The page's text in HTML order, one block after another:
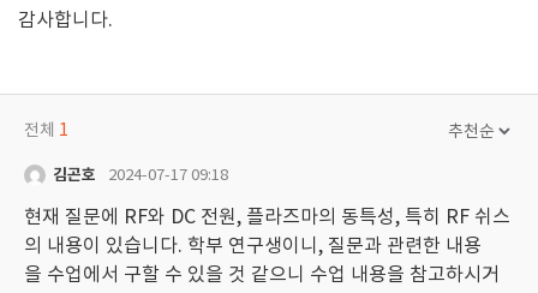
감사합니다.
전체 1
김곤호 2024-07-17 09:18
현재 질문에 RF와 DC 전원, 플라즈마의 동특성, 특히 RF 쉬스
의 내용이 있습니다. 학부 연구생이니, 질문과 관련한 내용
을 수업에서 구할 수 있을 것 같으니 수업 내용을 참고하시거